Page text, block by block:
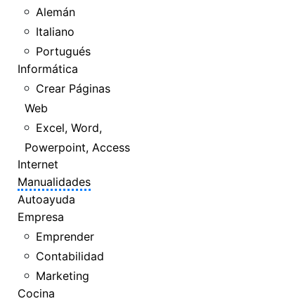
Alemán
Italiano
Portugués
Informática
Crear Páginas
Web
Excel, Word,
Powerpoint, Access
Internet
Manualidades
Autoayuda
Empresa
Emprender
Contabilidad
Marketing
Cocina